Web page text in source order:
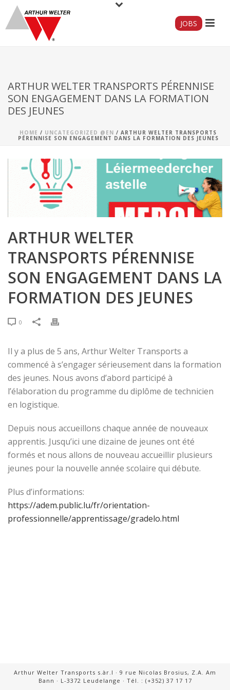
JOBS
ARTHUR WELTER TRANSPORTS PÉRENNISE
SON ENGAGEMENT DANS LA FORMATION
DES JEUNES
HOME / UNCATEGORIZED @EN / ARTHUR WELTER TRANSPORTS
PÉRENNISE SON ENGAGEMENT DANS LA FORMATION DES JEUNES
ARTHUR WELTER
TRANSPORTS PÉRENNISE
SON ENGAGEMENT DANS LA
FORMATION DES JEUNES
0
Il y a plus de 5 ans, Arthur Welter Transports a
commencé à s’engager sérieusement dans la formation
des jeunes. Nous avons d’abord participé à
l’élaboration du programme du diplôme de technicien
en logistique.
Depuis nous accueillons chaque année de nouveaux
apprentis. Jusqu’ici une dizaine de jeunes ont été
formés et nous allons de nouveau accueillir plusieurs
jeunes pour la nouvelle année scolaire qui débute.
Plus d’informations:
https://adem.public.lu/fr/orientation-
professionnelle/apprentissage/gradelo.html
Arthur Welter Transports s.àr.l · 9 rue Nicolas Brosius, Z.A. Am
Bann · L-3372 Leudelange · Tél. : (+352) 37 17 17